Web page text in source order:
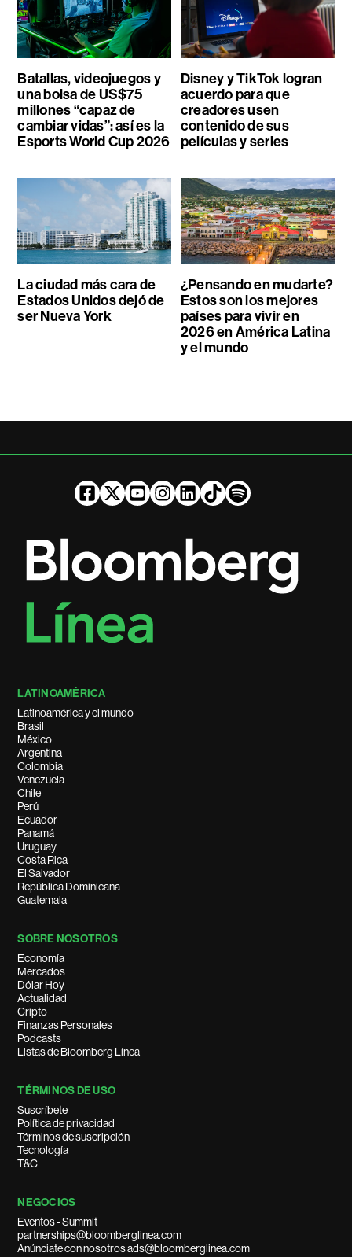
Batallas, videojuegos y
una bolsa de US$75
millones “capaz de
cambiar vidas”: así es la
Esports World Cup 2026
Disney y TikTok logran
acuerdo para que
creadores usen
contenido de sus
películas y series
La ciudad más cara de
Estados Unidos dejó de
ser Nueva York
¿Pensando en mudarte?
Estos son los mejores
países para vivir en
2026 en América Latina
y el mundo
LATINOAMÉRICA
Latinoamérica y el mundo
Brasil
México
Argentina
Colombia
Venezuela
Chile
Perú
Ecuador
Panamá
Uruguay
Costa Rica
El Salvador
República Dominicana
Guatemala
SOBRE NOSOTROS
Economía
Mercados
Dólar Hoy
Actualidad
Cripto
Finanzas Personales
Podcasts
Listas de Bloomberg Línea
TÉRMINOS DE USO
Suscríbete
Política de privacidad
Términos de suscripción
Tecnología
T&C
NEGOCIOS
Eventos - Summit
partnerships@bloomberglinea.com
Anúnciate con nosotros ads@bloomberglinea.com